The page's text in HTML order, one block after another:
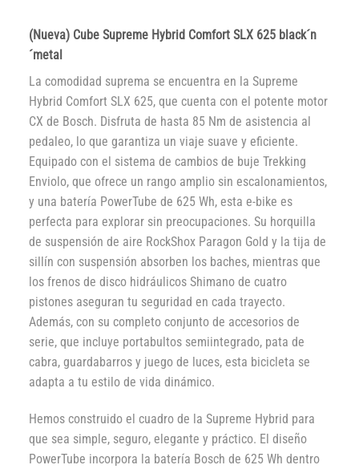
(Nueva) Cube Supreme Hybrid Comfort SLX 625 black´n
´metal
La comodidad suprema se encuentra en la Supreme
Hybrid Comfort SLX 625, que cuenta con el potente motor
CX de Bosch. Disfruta de hasta 85 Nm de asistencia al
pedaleo, lo que garantiza un viaje suave y eficiente.
Equipado con el sistema de cambios de buje Trekking
Enviolo, que ofrece un rango amplio sin escalonamientos,
y una batería PowerTube de 625 Wh, esta e-bike es
perfecta para explorar sin preocupaciones. Su horquilla
de suspensión de aire RockShox Paragon Gold y la tija de
sillín con suspensión absorben los baches, mientras que
los frenos de disco hidráulicos Shimano de cuatro
pistones aseguran tu seguridad en cada trayecto.
Además, con su completo conjunto de accesorios de
serie, que incluye portabultos semiintegrado, pata de
cabra, guardabarros y juego de luces, esta bicicleta se
adapta a tu estilo de vida dinámico.
Hemos construido el cuadro de la Supreme Hybrid para
que sea simple, seguro, elegante y práctico. El diseño
PowerTube incorpora la batería Bosch de 625 Wh dentro